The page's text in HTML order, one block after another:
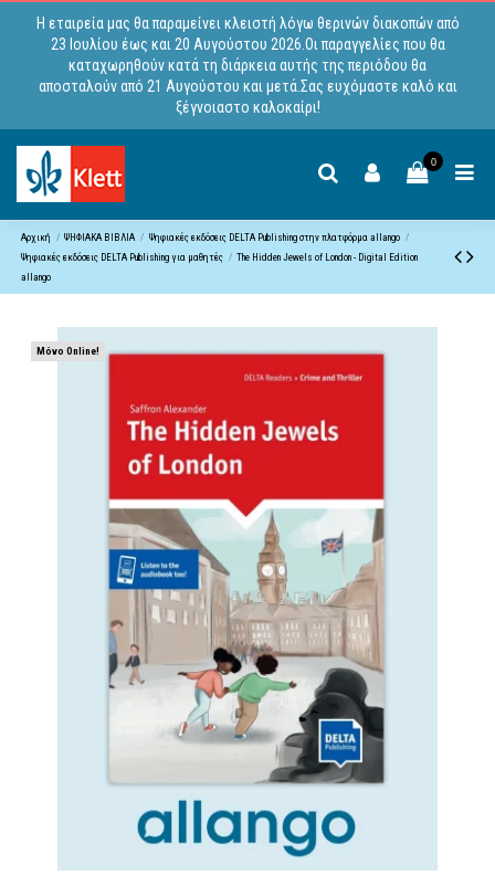
Η εταιρεία μας θα παραμείνει κλειστή λόγω θερινών διακοπών από
23 Ιουλίου έως και 20 Αυγούστου 2026.Οι παραγγελίες που θα
καταχωρηθούν κατά τη διάρκεια αυτής της περιόδου θα
αποσταλούν από 21 Αυγούστου και μετά.Σας ευχόμαστε καλό και
ξέγνοιαστο καλοκαίρι!
0
Αρχική ΨΗΦΙΑΚΑ ΒΙΒΛΙΑ
Ψηφιακές εκδόσεις DELTA Publishing στην πλατφόρμα allango
Ψηφιακές εκδόσεις DELTA Publishing για μαθητές
The Hidden Jewels of London - Digital Edition
allango
Μόνο Online!